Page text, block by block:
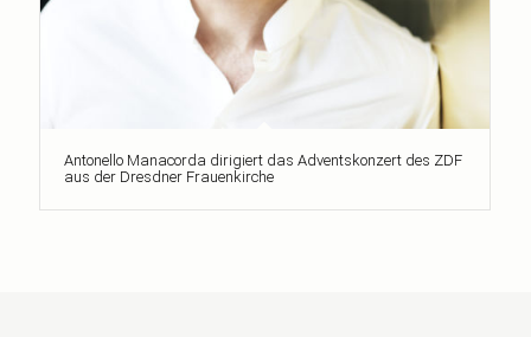
Antonello Manacorda dirigiert das Adventskonzert des ZDF
aus der Dresdner Frauenkirche